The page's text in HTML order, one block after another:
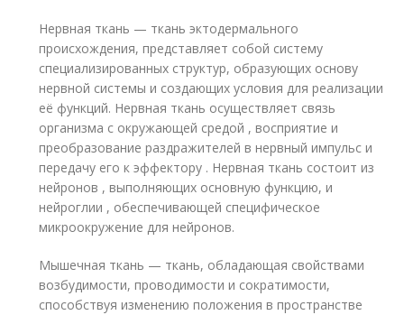
Нервная ткань — ткань эктодермального
происхождения, представляет собой систему
специализированных структур, образующих основу
нервной системы и создающих условия для реализации
её функций. Нервная ткань осуществляет связь
организма с окружающей средой , восприятие и
преобразование раздражителей в нервный импульс и
передачу его к эффектору . Нервная ткань состоит из
нейронов , выполняющих основную функцию, и
нейроглии , обеспечивающей специфическое
микроокружение для нейронов.
Мышечная ткань — ткань, обладающая свойствами
возбудимости, проводимости и сократимости,
способствуя изменению положения в пространстве